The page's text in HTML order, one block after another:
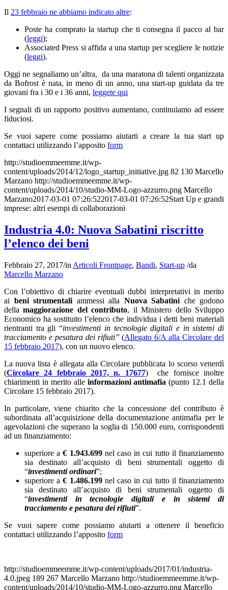
Il 23 febbraio ne abbiamo indicato altre:
Poste ha comprato la startup che ti consegna il pacco al bar
(leggi);
Associated Press si affida a una startup per scegliere le notizie
(leggi).
Oggi ne segnaliamo un’altra, da una maratona di talenti organizzata
da Bofrost è nata, in meno di un anno, una start-up guidata da tre
giovani fra i 30 e i 36 anni, leggete qui
I segnali di un rapporto positivo aumentano, continuiamo ad essere
fiduciosi.
Se vuoi sapere come possiamo aiutarti a creare la tua start up
contattaci utilizzando l’apposito form
http://studioemmeemme.it/wp-
content/uploads/2014/12/logo_startup_initiative.jpg 82 130 Marcello
Marzano http://studioemmeemme.it/wp-
content/uploads/2014/10/studio-MM-Logo-azzurro.png Marcello
Marzano2017-03-01 07:26:522017-03-01 07:26:52Start Up e grandi
imprese: altri esempi di collaborazioni
Industria 4.0: Nuova Sabatini riscritto
l’elenco dei beni
Febbraio 27, 2017/in Articoli Frontpage, Bandi, Start-up /da
Marcello Marzano
Con l’obiettivo di chiarire eventuali dubbi interpretativi in merito
ai beni strumentali ammessi alla Nuova Sabatini che godono
dellamaggiorazione del contributo, il Ministero dello Sviluppo
Economico ha sostituito l’elenco che individua i detti beni materiali
rientranti tra gli “investimenti in tecnologie digitali e in sistemi di
tracciamento e pesatura dei rifiuti” (Allegato 6/A alla Circolare del
15 febbraio 2017), con un nuovo elenco.
La nuova lista è allegata alla Circolare pubblicata lo scorso venerdì
(Circolare 24 febbraio 2017, n. 17677) che fornisce inoltre
chiarimenti in merito alle informazioni antimafia(punto 12.1 della
Circolare 15 febbraio 2017).
In particolare, viene chiarito che la concessione del contributo è
subordinata all’acquisizione della documentazione antimafia per le
agevolazioni che superano la soglia di 150.000 euro, corrispondenti
ad un finanziamento:
superiore a€ 1.943.699 nel caso in cui tutto il finanziamento
sia destinato all’acquisto di beni strumentali oggetto di
“investimenti ordinari”;
superiore a€ 1.486.199 nel caso in cui tutto il finanziamento
sia destinato all’acquisto di beni strumentali oggetto di
“investimenti in tecnologie digitali e in sistemi di
tracciamento e pesatura dei rifiuti”.
Se vuoi sapere come possiamo aiutarti a ottenere il beneficio
contattaci utilizzando l’apposito form
http://studioemmeemme.it/wp-content/uploads/2017/01/industria-
4.0.jpeg 189 267 Marcello Marzano http://studioemmeemme.it/wp-
content/uploads/2014/10/studio-MM-Logo-azzurro.png Marcello